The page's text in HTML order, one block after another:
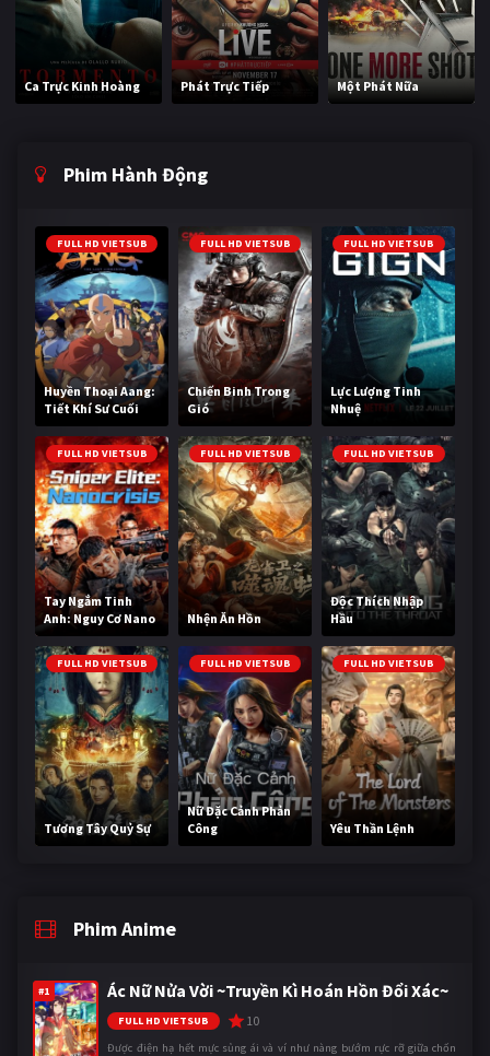
Ca Trực Kinh Hoàng Phát Trực Tiếp Một Phát Nữa
Phim Hành Động
FULL HD VIETSUB
Huyền Thoại Aang:
Tiết Khí Sư Cuối
Cùng
FULL HD VIETSUB
Chiến Binh Trong
Gió
FULL HD VIETSUB
Lực Lượng Tinh
Nhuệ
FULL HD VIETSUB
Tay Ngắm Tinh
Anh: Nguy Cơ Nano
FULL HD VIETSUB
Nhện Ăn Hồn
FULL HD VIETSUB
Độc Thích Nhập
Hầu
FULL HD VIETSUB
Tương Tây Quỷ Sự
FULL HD VIETSUB
Nữ Đặc Cảnh Phản
Công
FULL HD VIETSUB
Yêu Thần Lệnh
Phim Anime
#1 Ác Nữ Nửa Vời ~Truyền Kì Hoán Hồn Đổi Xác~
FULL HD VIETSUB 10
Được điện hạ hết mực sủng ái và ví như nàng bướm rực rỡ giữa chốn